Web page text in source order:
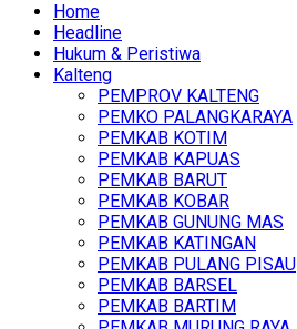
Home
Headline
Hukum & Peristiwa
Kalteng
PEMPROV KALTENG
PEMKO PALANGKARAYA
PEMKAB KOTIM
PEMKAB KAPUAS
PEMKAB BARUT
PEMKAB KOBAR
PEMKAB GUNUNG MAS
PEMKAB KATINGAN
PEMKAB PULANG PISAU
PEMKAB BARSEL
PEMKAB BARTIM